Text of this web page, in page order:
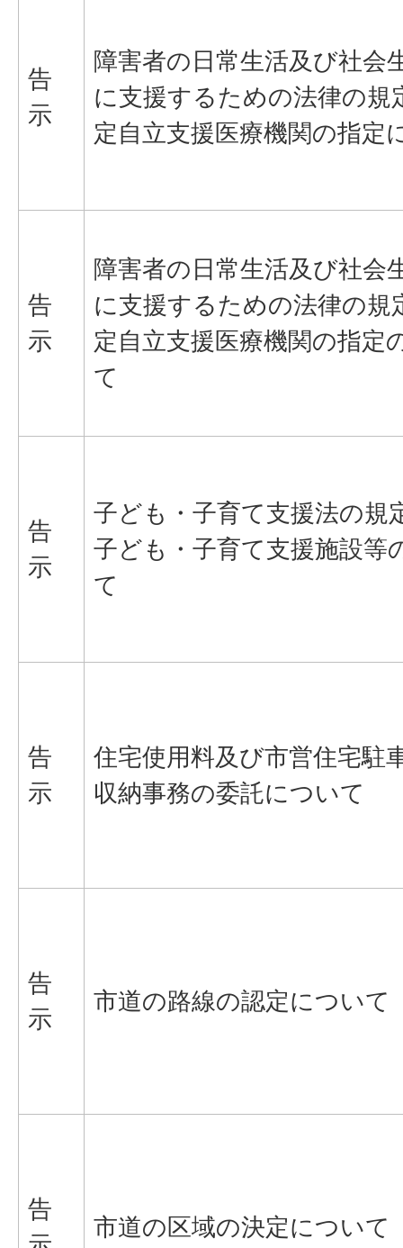
告
示
障害者の日常生活及び社会
に支援するための法律の規
定自立支援医療機関の指定
告
示
障害者の日常生活及び社会
に支援するための法律の規
定自立支援医療機関の指定
て
告
示
子ども・子育て支援法の規
子ども・子育て支援施設等
て
告
示
住宅使用料及び市営住宅駐
収納事務の委託について
告
示
市道の路線の認定について
告
市道の区域の決定について